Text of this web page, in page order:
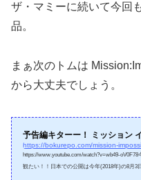
ザ・マミーに続いて今回
品。
まぁ次のトムは
から大丈夫でしょう。
予告編キターー！ ミッション
https://bokurepo.com/mission-
https://www.youtube.com/watch?v=wb49-
観たい！！日本での公開は今年(2018年)の8月